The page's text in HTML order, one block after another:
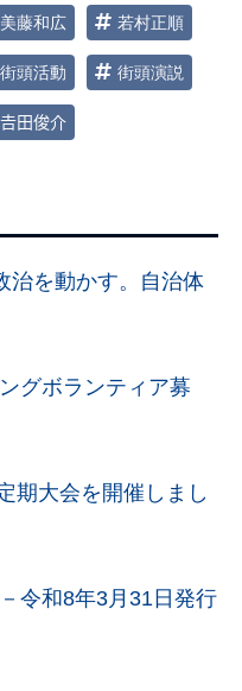
美藤和広 若村正順
街頭活動 街頭演説
𠮷田俊介
治を動かす。自治体
グボランティア募
期大会を開催しまし
令和8年3月31日発行